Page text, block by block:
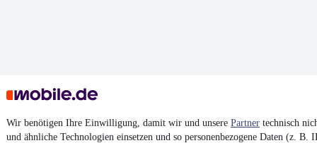
Wir benötigen Ihre Einwilligung, damit wir und unsere Partner technisch
und ähnliche Technologien einsetzen und so personenbezogene Daten (z. B.